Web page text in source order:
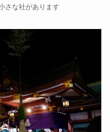
さな社があります